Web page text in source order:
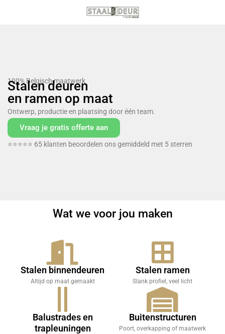
100% Belgisch maatwerk
Stalen deuren
en ramen op maat
Ontwerp, productie en plaatsing door één team.
Vraag je gratis offerte aan
⭐⭐⭐⭐⭐ 65 klanten beoordelen ons gemiddeld met 5 sterren
Wat we voor jou maken
Stalen binnendeuren
Altijd op maat gemaakt
Stalen ramen
Slank profiel, veel licht
Balustrades en
trapleuningen
Buitenstructuren
Poort, overkapping of maatwerk